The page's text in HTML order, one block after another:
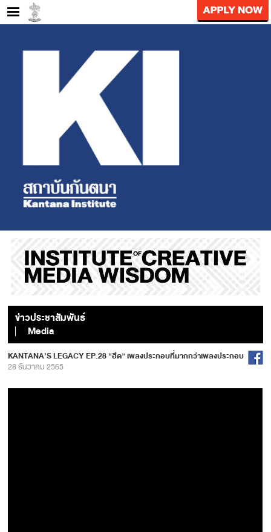
ข่าวประชาสัมพันธ์
Media
KANTANA’S LEGACY EP.28 “ฮึด” เพลงประกอบที่มากกว่าเพลงประกอบ
28 ธันวาคม 2565